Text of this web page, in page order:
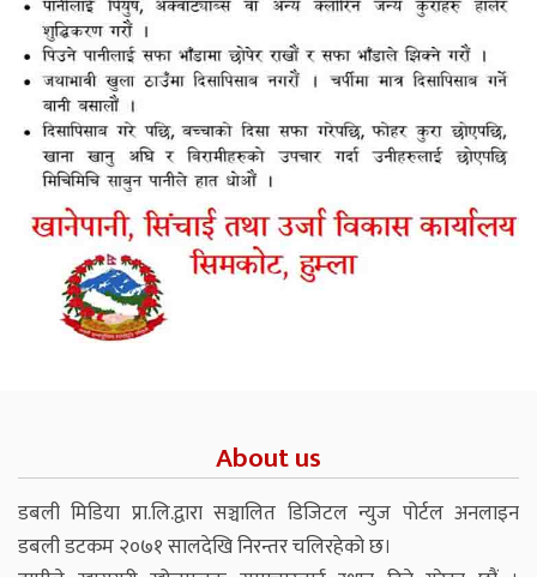
About us
डबली मिडिया प्रा.लि.द्वारा सञ्चालित डिजिटल न्युज पोर्टल अनलाइन
डबली डटकम २०७१ सालदेखि निरन्तर चलिरहेको छ।